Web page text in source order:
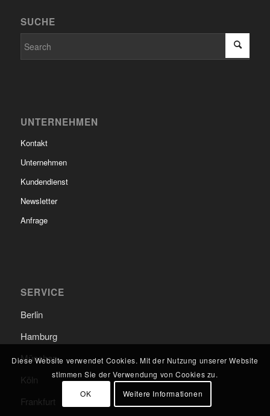
SUCHE
UNTERNEHMEN
Kontakt
Unternehmen
Kundendienst
Newsletter
Anfrage
SERVICE
Berlin
Hamburg
München
Köln
Frankfurt
Diese Website verwendet Cookies. Mit der Nutzung unserer Website
stimmen Sie der Verwendung von Cookies zu.
OK
Weitere Informationen